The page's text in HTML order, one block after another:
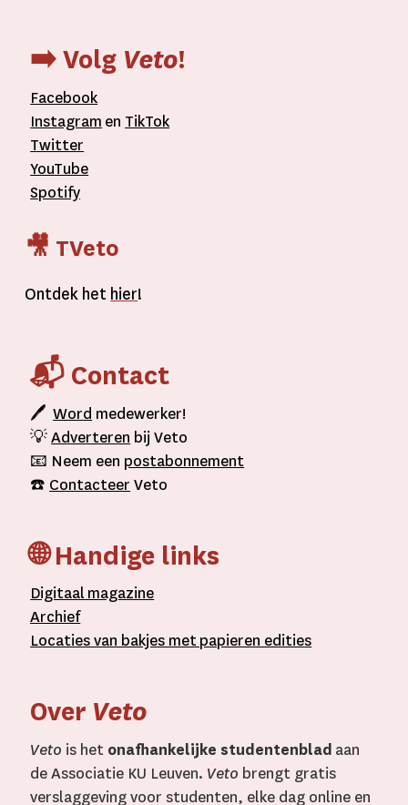
➡️ Volg Veto!
Facebook
Instagram en TikTok
Twitter
YouTube
Spotify
🎥 TVeto
Ontdek het hier!
📬 Contact
🖊Word medewerker!
💡Adverteren bij Veto
📧 Neem een postabonnement
☎️ Contacteer Veto
🌐 Handige links
Digitaal magazine
Archief
Locaties van bakjes metpapieren edities
Over Veto
Veto is het onafhankelijke studentenblad aan
de Associatie KU Leuven. Veto brengt gratis
verslaggeving voor studenten, elke dag online en